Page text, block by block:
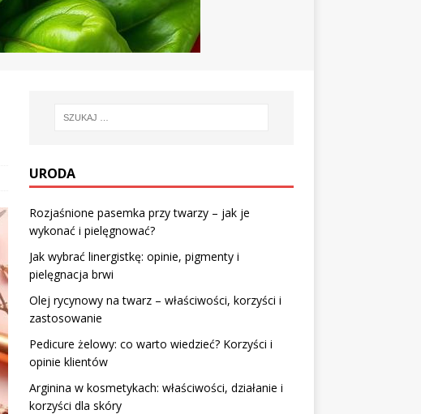
URODA
Rozjaśnione pasemka przy twarzy – jak je
wykonać i pielęgnować?
Jak wybrać linergistkę: opinie, pigmenty i
pielęgnacja brwi
Olej rycynowy na twarz – właściwości, korzyści i
zastosowanie
Pedicure żelowy: co warto wiedzieć? Korzyści i
opinie klientów
Arginina w kosmetykach: właściwości, działanie i
korzyści dla skóry